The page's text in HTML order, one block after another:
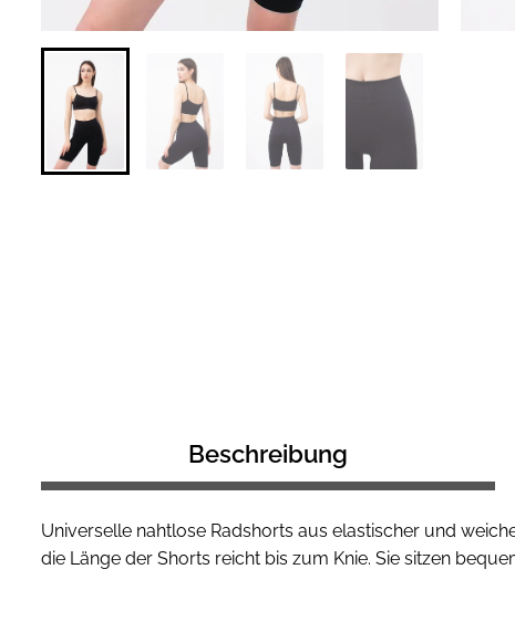
Beschreibung
Universelle nahtlose Radshorts aus elastischer und
die Länge der Shorts reicht bis zum Knie. Sie sitzen